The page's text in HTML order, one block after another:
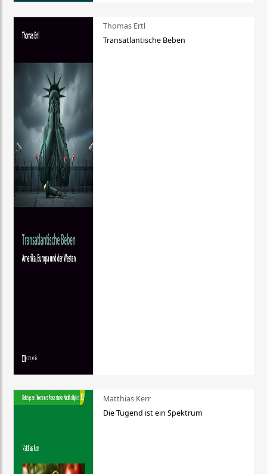
Thomas Ertl
Transatlantische Beben
Matthias Kerr
Die Tugend ist ein Spektrum